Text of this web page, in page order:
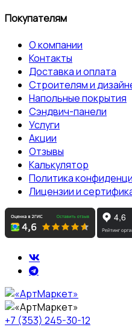
Покупателям
О компании
Контакты
Доставка и оплата
Строителям и
Напольные покрытия
Сэндвич-панели
Услуги
Акции
Отзывы
Калькулятор
Политика
Лицензии и
+7 (353) 245-30-12